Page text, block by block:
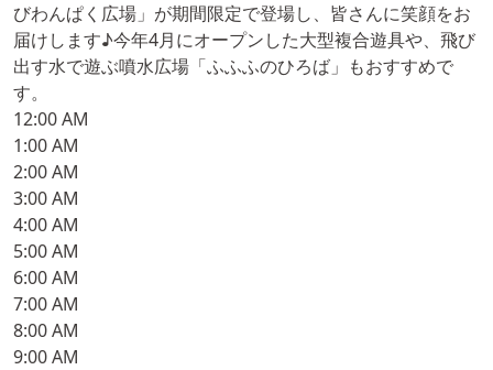
びわんぱく広場」が期間限定で登場し、皆さんに笑顔をお
届けします♪今年4月にオープンした大型複合遊具や、飛び
出す水で遊ぶ噴水広場「ふふふのひろば」もおすすめで
す。
12:00 AM
1:00 AM
2:00 AM
3:00 AM
4:00 AM
5:00 AM
6:00 AM
7:00 AM
8:00 AM
9:00 AM